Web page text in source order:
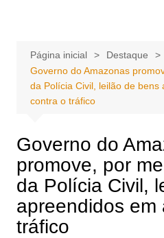
conteúdoPágina inicial
Destaque
Governo do Amazonas
da Polícia Civil, leilão de bens
contra o tráfico
Governo do
promove, por
da Polícia Civil,
apreendidos em
tráfico